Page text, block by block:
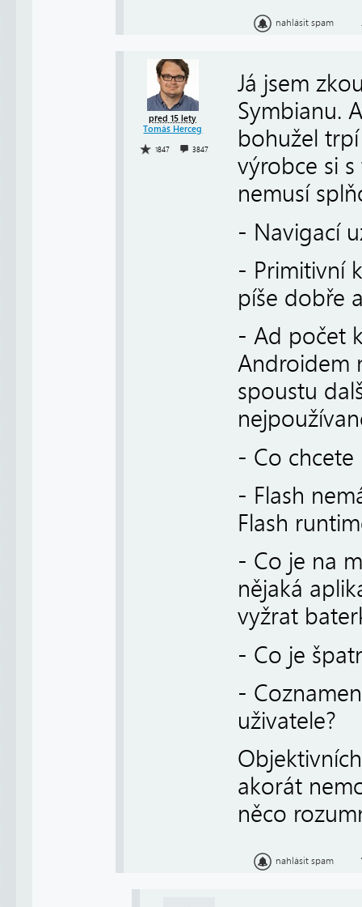
nahlásit spam
před 15 lety
Tomáš Herceg
1847 3847
Já jsem
Symbianu.
bohužel
výrobce si
nemusí
- Navigací
- Primitivní
píše dobře
- Ad počet
Androidem
spoustu
- Co chcete
- Flash
Flash
- Co je na
nějaká
vyžrat
- Co je
-
uživatele?
akorát
něco
nahlásit spam